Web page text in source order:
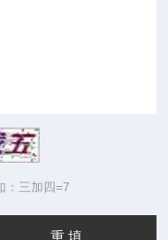
：三加四=7